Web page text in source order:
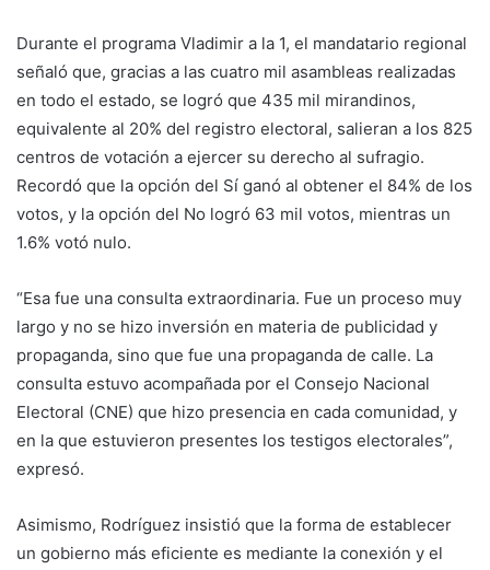
Durante el programa Vladimir a la 1, el mandatario regional
señaló que, gracias a las cuatro mil asambleas realizadas
en todo el estado, se logró que 435 mil mirandinos,
equivalente al 20% del registro electoral, salieran a los 825
centros de votación a ejercer su derecho al sufragio.
Recordó que la opción del Sí ganó al obtener el 84% de los
votos, y la opción del No logró 63 mil votos, mientras un
1.6% votó nulo.
“Esa fue una consulta extraordinaria. Fue un proceso muy
largo y no se hizo inversión en materia de publicidad y
propaganda, sino que fue una propaganda de calle. La
consulta estuvo acompañada por el Consejo Nacional
Electoral (CNE) que hizo presencia en cada comunidad, y
en la que estuvieron presentes los testigos electorales”,
expresó.
Asimismo, Rodríguez insistió que la forma de establecer
un gobierno más eficiente es mediante la conexión y el